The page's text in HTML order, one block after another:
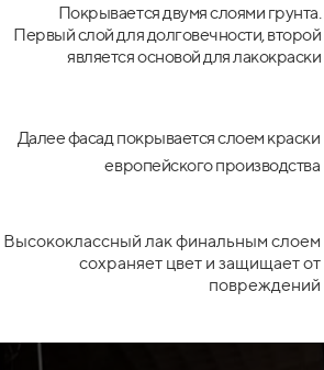
Покрывается двумя слоями грунта.
Первый слой для долговечности, второй
является основой для лакокраски
Далее фасад покрывается слоем краски
европейского производства
Высококлассный лак финальным слоем
сохраняет цвет и защищает от
повреждений